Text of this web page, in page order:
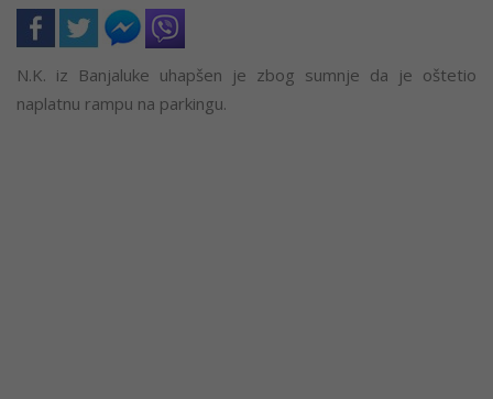
N.K. iz Banjaluke uhapšen je zbog sumnje da je oštetio
naplatnu rampu na parkingu.